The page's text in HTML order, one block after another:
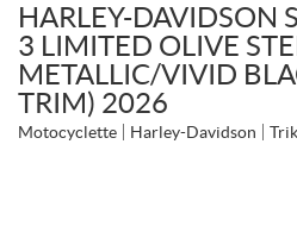
HARLEY-DAVIDSON
3 LIMITED OLIVE
METALLIC/VIVID
TRIM) 2026
Motocyclette Harley-Davidson